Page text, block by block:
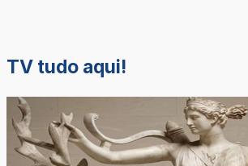
TV tudo aqui!